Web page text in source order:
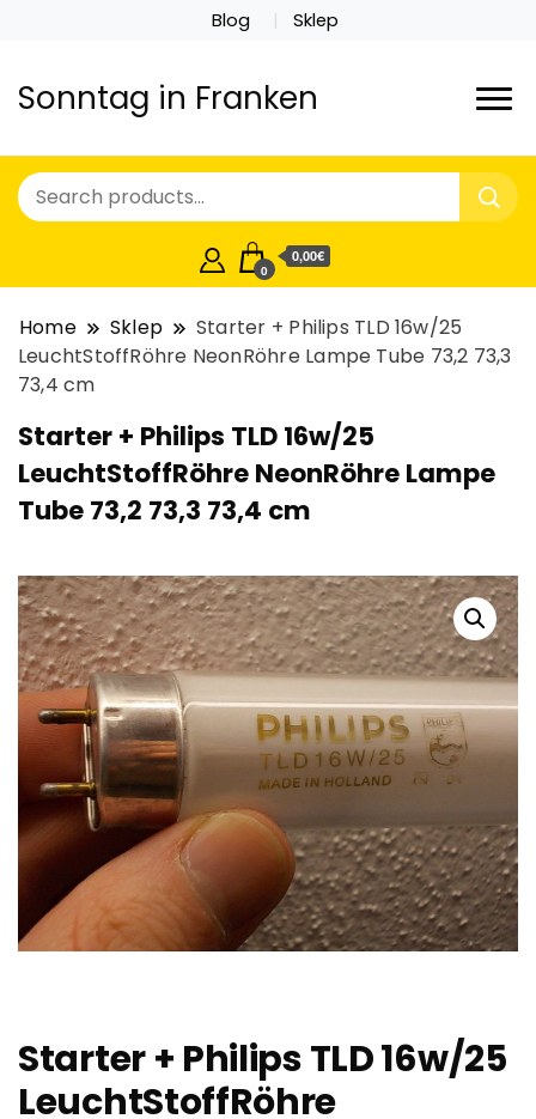
Blog Sklep
Sonntag in Franken
0
0,00€
Home Sklep
Starter + Philips TLD 16w/25
LeuchtStoffRöhre NeonRöhre Lampe Tube 73,2 73,3
73,4 cm
Starter + Philips TLD 16w/25
LeuchtStoffRöhre NeonRöhre Lampe
Tube 73,2 73,3 73,4 cm
Starter + Philips TLD 16w/25
LeuchtStoffRöhre